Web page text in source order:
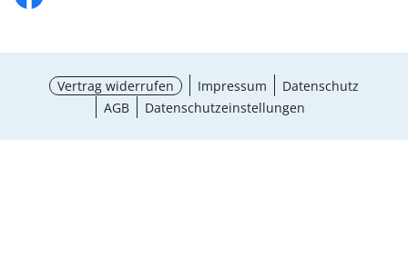
Vertrag widerrufen Impressum
Datenschutz
AGB
Datenschutzeinstellungen